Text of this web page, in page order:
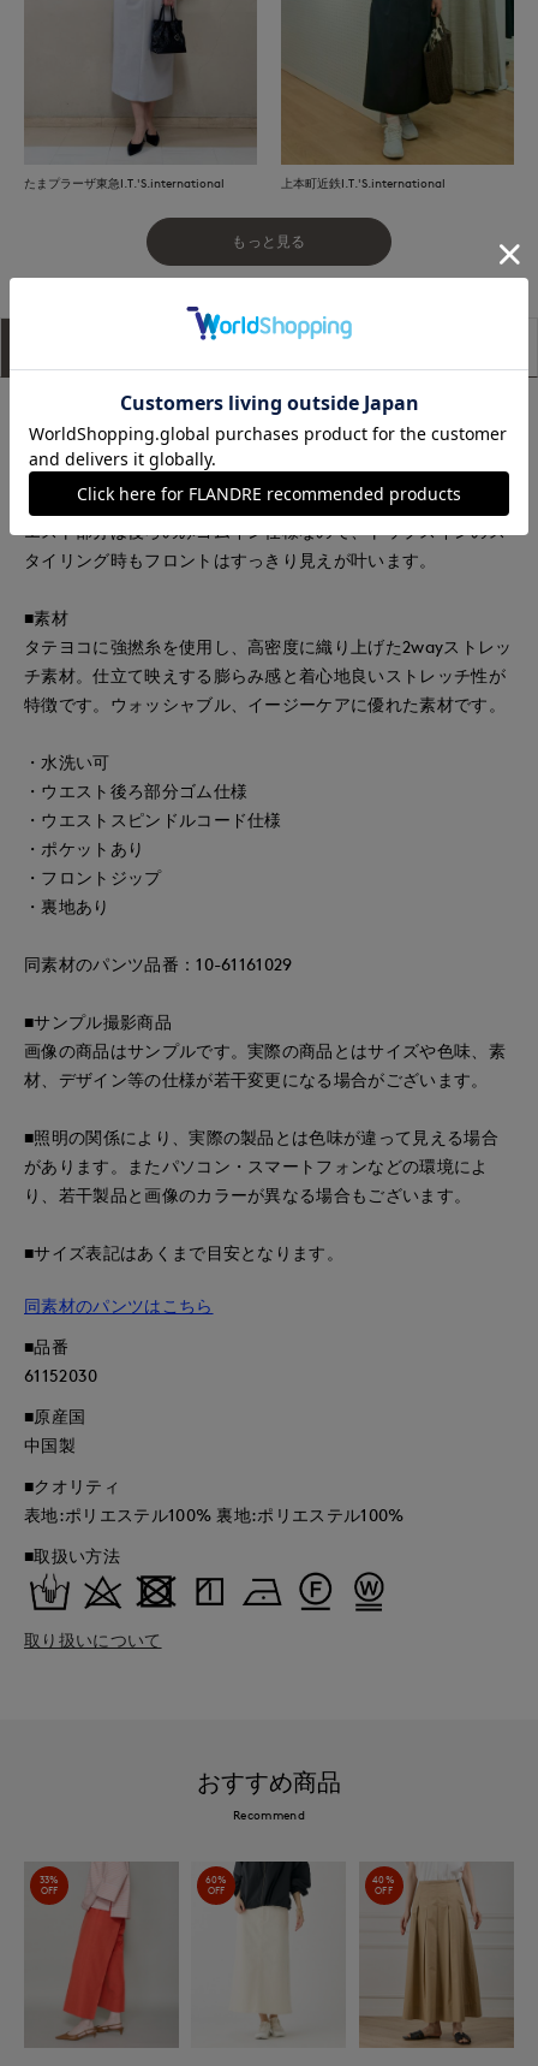
たまプラーザ東急I.T.'S.international 上本町近鉄I.T.'S.international
もっと見る
深めのタックデザインで立体感を演出したストレートシルエッ
トのスカート。深めに設定したセンターバックのスリットはベ
ント仕様なので肌見えも軽減され、足さばきも楽ちんです。ウ
エスト部分は後ろのみゴムイン仕様なので、トップスインのス
タイリング時もフロントはすっきり見えが叶います。
■素材
タテヨコに強撚糸を使用し、高密度に織り上げた2wayストレッ
チ素材。仕立て映えする膨らみ感と着心地良いストレッチ性が
特徴です。ウォッシャブル、イージーケアに優れた素材です。
・水洗い可
・ウエスト後ろ部分ゴム仕様
・ウエストスピンドルコード仕様
・ポケットあり
・フロントジップ
・裏地あり
同素材のパンツ品番：10-61161029
■サンプル撮影商品
画像の商品はサンプルです。実際の商品とはサイズや色味、素
材、デザイン等の仕様が若干変更になる場合がございます。
■照明の関係により、実際の製品とは色味が違って見える場合
があります。またパソコン・スマートフォンなどの環境によ
り、若干製品と画像のカラーが異なる場合もございます。
■サイズ表記はあくまで目安となります。
同素材のパンツはこちら
■品番
61152030
■原産国
中国製
■クオリティ
表地:ポリエステル100% 裏地:ポリエステル100%
■取扱い方法
取り扱いについて
おすすめ商品
Recommend
33%
OFF
60%
OFF
40%
OFF